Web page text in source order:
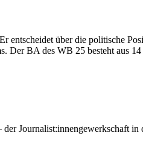
über die politische
Der BA des WB 25 besteht aus
Journalist:innengewerkschaft in